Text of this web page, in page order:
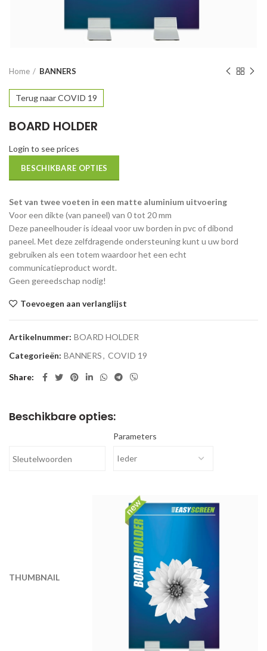
Home BANNERS
Terug naar COVID 19
BOARD HOLDER
Login to see prices
BESCHIKBARE OPTIES
Set van twee voeten in een matte aluminium uitvoering
Voor een dikte (van paneel) van 0 tot 20 mm
Deze paneelhouder is ideaal voor uw borden in pvc of dibond
paneel. Met deze zelfdragende ondersteuning kunt u uw bord
gebruiken als een totem waardoor het een echt
communicatieproduct wordt.
Geen gereedschap nodig!
Toevoegen aan verlanglijst
Artikelnummer: BOARD HOLDER
Categorieën: BANNERS, COVID 19
Share
Beschikbare opties:
Parameters